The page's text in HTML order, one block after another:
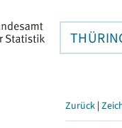
Zurück |